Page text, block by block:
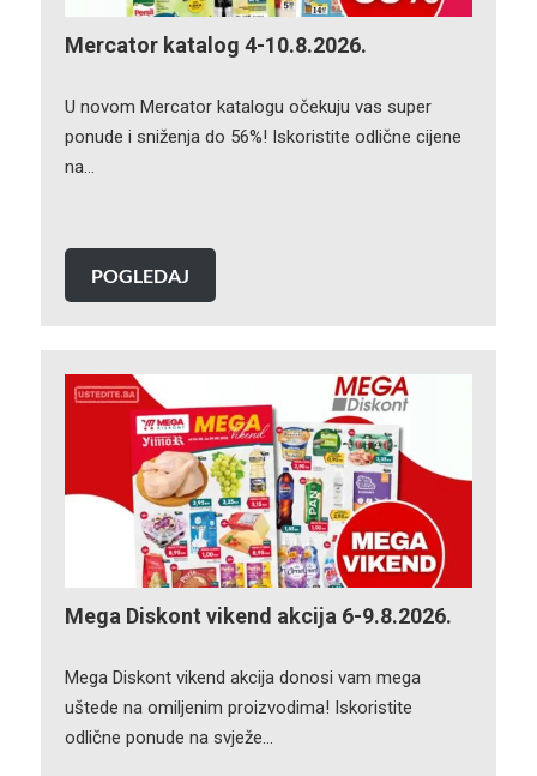
Mercator katalog 4-10.8.2026.
U novom Mercator katalogu očekuju vas super
ponude i sniženja do 56%! Iskoristite odlične cijene
na…
POGLEDAJ
Mega Diskont vikend akcija 6-9.8.2026.
Mega Diskont vikend akcija donosi vam mega
uštede na omiljenim proizvodima! Iskoristite
odlične ponude na svježe…